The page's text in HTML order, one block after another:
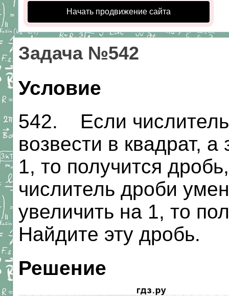
Начать продвижение сайта
Задача №542
Условие
542. Если
возвести в квадрат,
1, то получится
числитель дроби
увеличить на 1, то
Найдите эту дробь.
Решение